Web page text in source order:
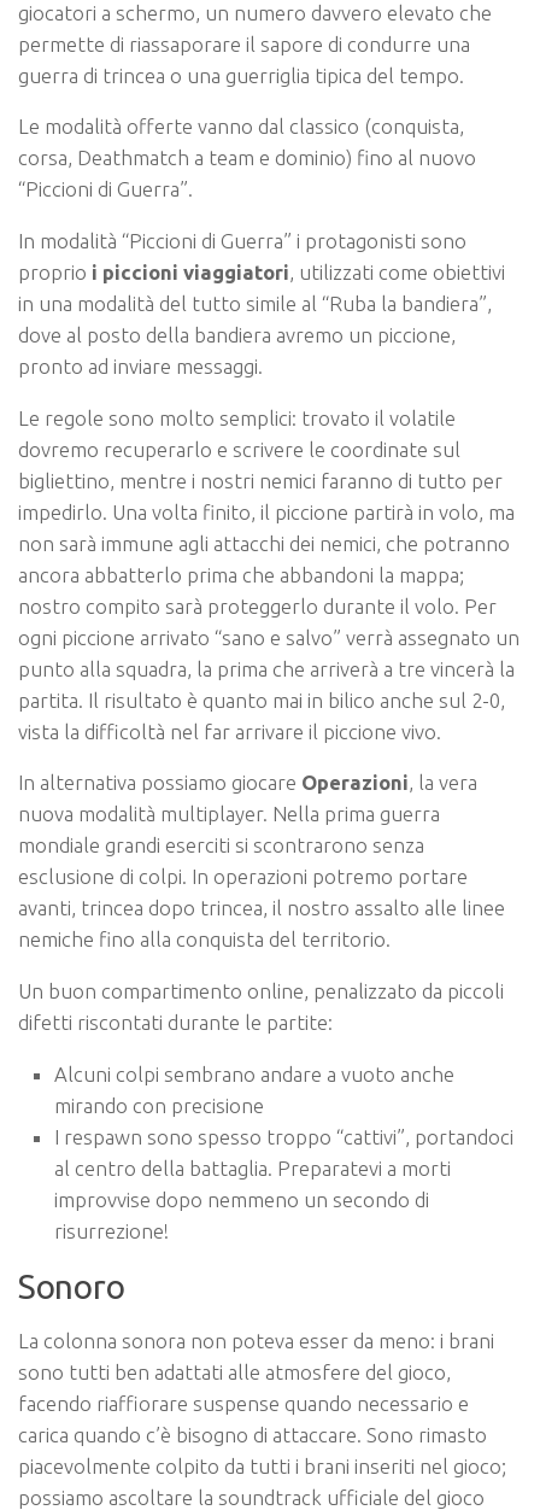
giocatori a schermo, un numero davvero elevato che
permette di riassaporare il sapore di condurre una
guerra di trincea o una guerriglia tipica del tempo.
Le modalità offerte vanno dal classico (conquista,
corsa, Deathmatch a team e dominio) fino al nuovo
“Piccioni di Guerra”.
In modalità “Piccioni di Guerra” i protagonisti sono
proprio i piccioni viaggiatori, utilizzati come obiettivi
in una modalità del tutto simile al “Ruba la bandiera”,
dove al posto della bandiera avremo un piccione,
pronto ad inviare messaggi.
Le regole sono molto semplici: trovato il volatile
dovremo recuperarlo e scrivere le coordinate sul
bigliettino, mentre i nostri nemici faranno di tutto per
impedirlo. Una volta finito, il piccione partirà in volo, ma
non sarà immune agli attacchi dei nemici, che potranno
ancora abbatterlo prima che abbandoni la mappa;
nostro compito sarà proteggerlo durante il volo. Per
ogni piccione arrivato “sano e salvo” verrà assegnato un
punto alla squadra, la prima che arriverà a tre vincerà la
partita. Il risultato è quanto mai in bilico anche sul 2-0,
vista la difficoltà nel far arrivare il piccione vivo.
In alternativa possiamo giocare Operazioni, la vera
nuova modalità multiplayer. Nella prima guerra
mondiale grandi eserciti si scontrarono senza
esclusione di colpi. In operazioni potremo portare
avanti, trincea dopo trincea, il nostro assalto alle linee
nemiche fino alla conquista del territorio.
Un buon compartimento online, penalizzato da piccoli
difetti riscontati durante le partite:
Alcuni colpi sembrano andare a vuoto anche
mirando con precisione
I respawn sono spesso troppo “cattivi”, portandoci
al centro della battaglia. Preparatevi a morti
improvvise dopo nemmeno un secondo di
risurrezione!
Sonoro
La colonna sonora non poteva esser da meno: i brani
sono tutti ben adattati alle atmosfere del gioco,
facendo riaffiorare suspense quando necessario e
carica quando c’è bisogno di attaccare. Sono rimasto
piacevolmente colpito da tutti i brani inseriti nel gioco;
possiamo ascoltare la soundtrack ufficiale del gioco